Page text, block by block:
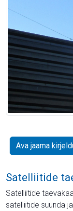
Ava jaama
Satelliitide
Satelliitide
satelliitide suunda